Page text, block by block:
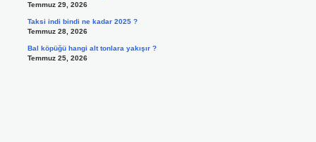
Temmuz 29, 2026
Taksi indi bindi ne kadar 2025 ?
Temmuz 28, 2026
Bal köpüğü hangi alt tonlara yakışır ?
Temmuz 25, 2026